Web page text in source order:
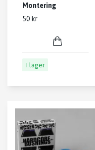
Montering
50 kr
I lager